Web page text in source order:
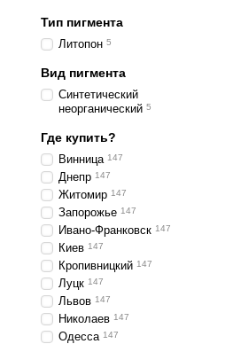
Тип пигмента
Литопон 5
Вид пигмента
Синтетический
неорганический 5
Где купить?
Винница 147
Днепр 147
Житомир 147
Запорожье 147
Ивано-Франковск 147
Киев 147
Кропивницкий 147
Луцк 147
Львов 147
Николаев 147
Одесса 147